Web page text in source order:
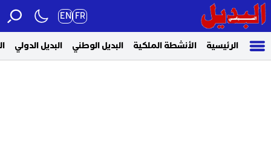
FR
EN
الرئيسية الأنشطة الملكية البديل الوطني البديل الدولي